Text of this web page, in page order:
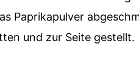
Paprikapulver
und zur Seite gestellt.